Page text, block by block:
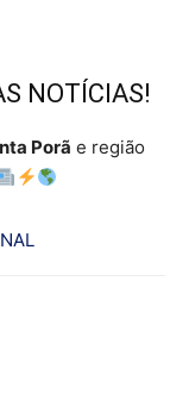
NOTÍCIAS!
Porã e região